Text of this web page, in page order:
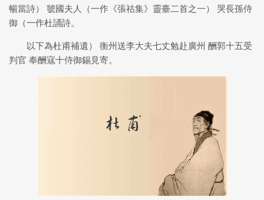
暢當詩） 虢國夫人（一作《張祜集》靈臺二首之一） 哭長孫侍
御（一作杜誦詩。
以下為杜甫補遺） 衡州送李大夫七丈勉赴廣州 酬郭十五受
判官 奉酬寇十侍御錫見寄。